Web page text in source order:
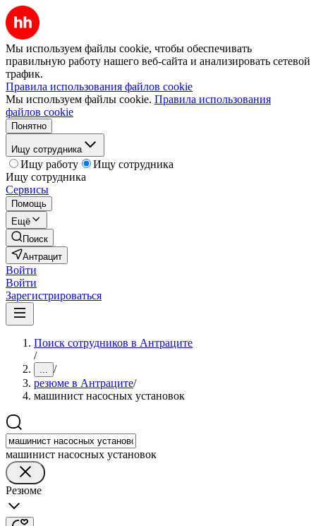
Мы используем файлы cookie, чтобы обеспечивать
правильную работу нашего веб-сайта и анализировать сетевой
трафик.
Правила использования файлов cookie
Мы используем файлы cookie. Правила использования
файлов cookie
Понятно
Ищу сотрудника
Ищу работу
Ищу сотрудника
Ищу сотрудника
Сервисы
Помощь
Ещё
Поиск
Антрацит
Войти
Войти
Зарегистрироваться
Поиск сотрудников в Антраците
/
... /
резюме в Антраците/
машинист насосных установок
машинист насосных установок
Резюме